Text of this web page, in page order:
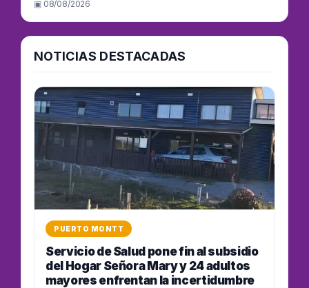
▣ 08/08/2026
NOTICIAS DESTACADAS
PUERTO MONTT
Servicio de Salud pone fin al subsidio
del Hogar Señora Mary y 24 adultos
mayores enfrentan la incertidumbre